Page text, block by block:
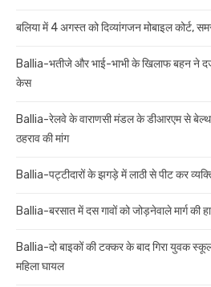
बलिया में 4 अगस्त को दिव्यांगजन मोबाइल कोर्ट,
Ballia-भतीजे और भाई-भाभी के खिलाफ बहन ने
केस
Ballia-रेलवे के वाराणसी मंडल के डीआरएम से
ठहराव की मांग
Ballia-पट्टीदारों के झगड़े में लाठी से पीट कर
Ballia-बरसात में दस गावों को जोड़नेवाले मार्ग की
Ballia-दो बाइकों की टक्कर के बाद गिरा युवक
महिला घायल